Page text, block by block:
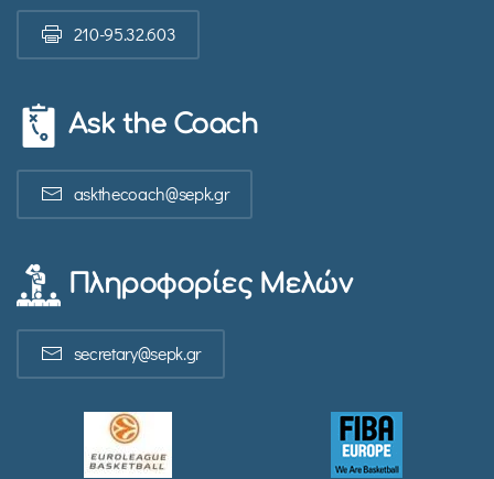
210-95.32.603
Ask the Coach
askthecoach@sepk.gr
Πληροφορίες Μελών
secretary@sepk.gr